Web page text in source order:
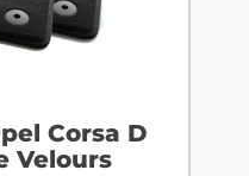
Corsa D
Velours